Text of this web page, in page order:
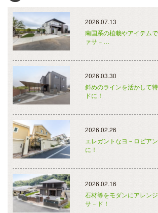
2026.07.13
南国系の植栽やアイテム
ァサ－…
2026.03.30
斜めのラインを活かして
ドに！
2026.02.26
エレガントなヨ－ロピア
に！
2026.02.16
石材等をモダンにアレン
サ－ド！